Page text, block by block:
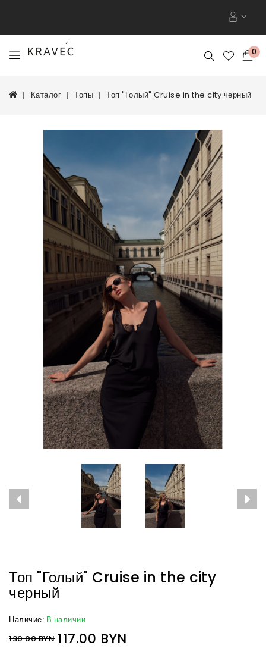
0
Каталог Топы Топ "Голый" Cruise in the city черный
Топ "Голый" Cruise in the city
черный
Наличие: В наличии
130.00 BYN 117.00 BYN